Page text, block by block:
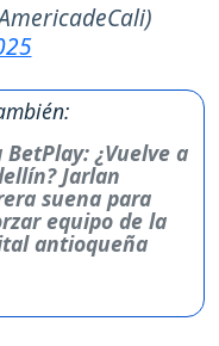
BetPlay: ¿Vuelve a
Jarlan
suena para
equipo de la
antioqueña